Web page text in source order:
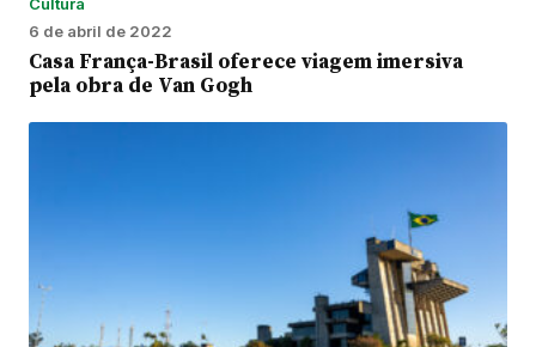
6 de abril de 2022
Casa França-Brasil oferece viagem imersiva
pela obra de Van Gogh